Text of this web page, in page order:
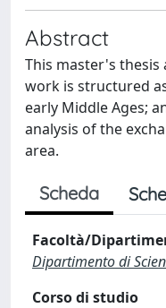
Abstract
This master's thesis
work is structured
early Middle Ages;
analysis of the
area.
Scheda
Facoltà/
Dipartimento di
Corso di studio